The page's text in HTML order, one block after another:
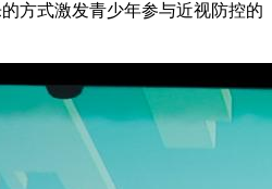
方式激发青少年参与近视防控的